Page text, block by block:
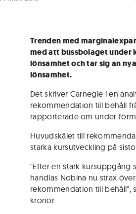
Trenden med
med att bussbolaget under
lönsamhet och tar sig an
lönsamhet.
Det skriver Carnegie i en
rekommendation till behåll
rapporterade om under
Huvudskälet till
starka kursutveckling på
"Efter en stark kursuppgång
handlas Nobina nu strax
rekommendation till behåll",
kronor.